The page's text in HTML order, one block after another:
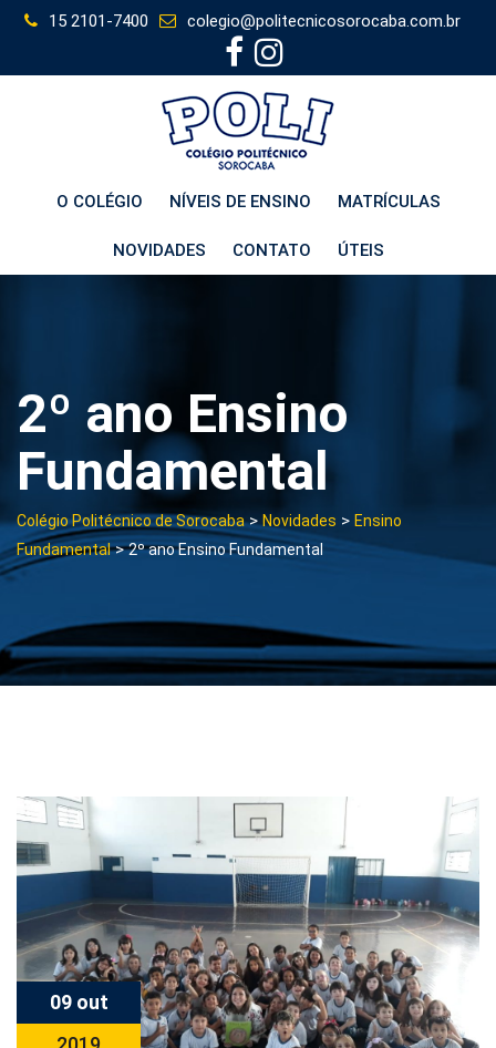
Skip
content
15 2101-7400 colegio@politecnicosorocaba.com.br
O COLÉGIO NÍVEIS DE ENSINO MATRÍCULAS
NOVIDADES CONTATO ÚTEIS
2º ano Ensino
Fundamental
Colégio Politécnico de Sorocaba>Novidades > Ensino
Fundamental>2º ano Ensino Fundamental
09 out